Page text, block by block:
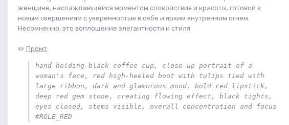
женщине, наслаждающейся моментом спокойствия и красоты, готовой к
новым свершениям с уверенностью в себе и ярким внутренним огнем.
Несомненно, это воплощение элегантности и стиля
✏️ Промт:
hand holding black coffee cup, close-up portrait of a
woman's face, red high-heeled boot with tulips tied with
large ribbon, dark and glamorous mood, bold red lipstick,
deep red gem stone, creating flowing effect, black tights,
eyes closed, stems visible, overall concentration and focus
#ROLE_RED